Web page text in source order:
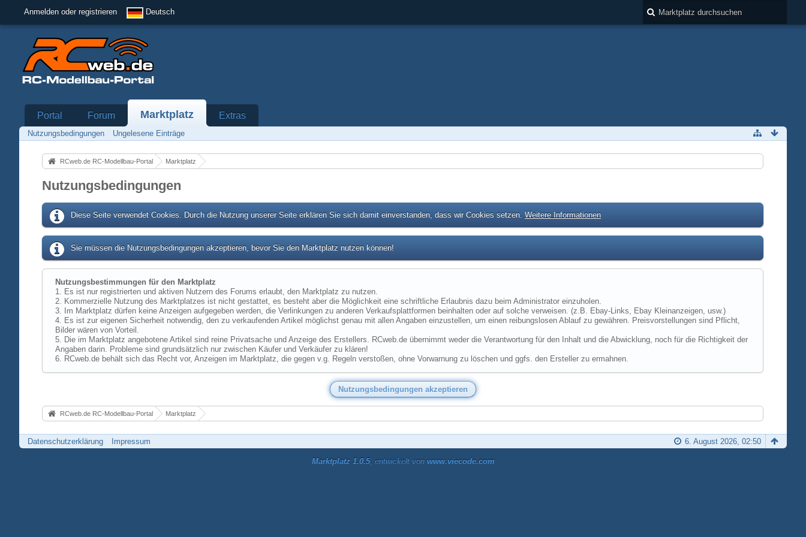
Anmelden oder registrieren Deutsch
Portal Forum Marktplatz Extras
Nutzungsbedingungen Ungelesene Einträge
RCweb.de RC-Modellbau-Portal Marktplatz
Nutzungsbedingungen
Diese Seite verwendet Cookies. Durch die Nutzung unserer Seite erklären Sie sich damit einverstanden, dass wir Cookies setzen. Weitere Informationen
Sie müssen die Nutzungsbedingungen akzeptieren, bevor Sie den Marktplatz nutzen können!
Nutzungsbestimmungen für den Marktplatz
1. Es ist nur registrierten und aktiven Nutzern des Forums erlaubt, den Marktplatz zu nutzen.
2. Kommerzielle Nutzung des Marktplatzes ist nicht gestattet, es besteht aber die Möglichkeit eine schriftliche Erlaubnis dazu beim Administrator einzuholen.
3. Im Marktplatz dürfen keine Anzeigen aufgegeben werden, die Verlinkungen zu anderen Verkaufsplattformen beinhalten oder auf solche verweisen. (z.B. Ebay-Links, Ebay Kleinanzeigen, usw.)
4. Es ist zur eigenen Sicherheit notwendig, den zu verkaufenden Artikel möglichst genau mit allen Angaben einzustellen, um einen reibungslosen Ablauf zu gewähren. Preisvorstellungen sind Pflicht,
Bilder wären von Vorteil.
5. Die im Marktplatz angebotene Artikel sind reine Privatsache und Anzeige des Erstellers. RCweb.de übernimmt weder die Verantwortung für den Inhalt und die Abwicklung, noch für die Richtigkeit der
Angaben darin. Probleme sind grundsätzlich nur zwischen Käufer und Verkäufer zu klären!
6. RCweb.de behält sich das Recht vor, Anzeigen im Marktplatz, die gegen v.g. Regeln verstoßen, ohne Vorwarnung zu löschen und ggfs. den Ersteller zu ermahnen.
RCweb.de RC-Modellbau-Portal Marktplatz
Datenschutzerklärung Impressum 6. August 2026, 02:50
Marktplatz 1.0.5, entwickelt von www.viecode.com